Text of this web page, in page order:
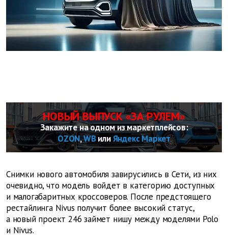
НОВЫЙ ВЫПУСК «ЗА РУЛЕМ»
Закажите на одном из маркетплейсов:
OZON,WBилиЯндекс Маркет
Снимки нового автомобиля завирусились в Сети, из них
очевидно, что модель войдет в категорию доступных
и малогабаритных кроссоверов. После предстоящего
рестайлинга Nivus получит более высокий статус,
а новый проект 246 займет нишу между моделями Polo
и Nivus.